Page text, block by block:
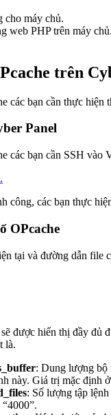
cho máy chủ.
web PHP trên máy chủ.
trên
các bạn cần thực hiện
Panel
các bạn cần SSH
công, các bạn thực
OPcache
tại và đường dẫn file
được hiển thị đầy đủ
là.
: Dung lượng bộ
này. Giá trị mặc định
: Số lượng tập